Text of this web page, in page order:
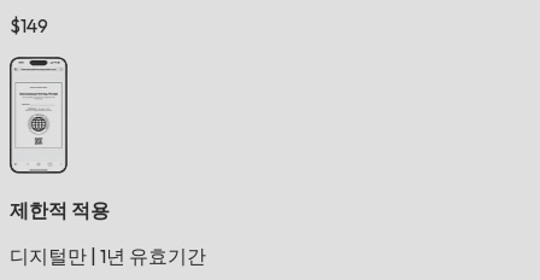
$149
제한적 적용
디지털만 1년 유효기간